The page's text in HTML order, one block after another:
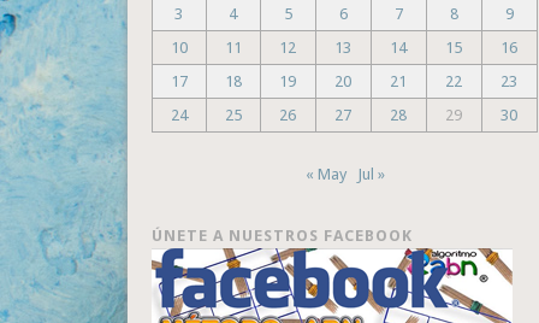
3
4 5 6 7 8
9
10
11 12 13 14 15
16
17
18 19 20 21 22
23
24
25 26 27 28 29 30
« May Jul »
ÚNETE A NUESTROS FACEBOOK